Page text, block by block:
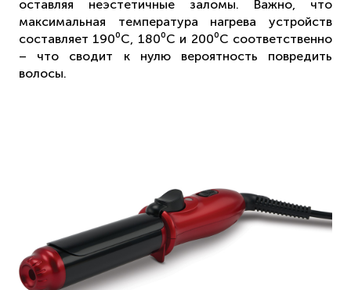
оставляя неэстетичные заломы. Важно, что
максимальная температура нагрева устройств
составляет 190⁰С, 180⁰С и 200⁰С соответственно
– что сводит к нулю вероятность повредить
волосы.